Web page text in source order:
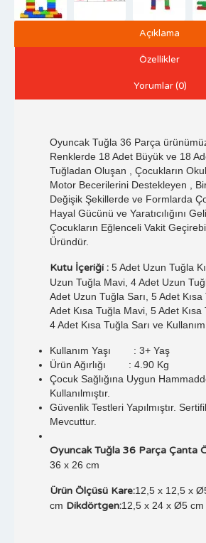
Açıklama
Özellikler
Yorumlar (0)
Oyuncak Tuğla 36 Parça
Renklerde 18 Adet Büyük ve 18
Tuğladan Oluşan , Çocukların
Motor Becerilerini Destekleyen ,
Değişik Şekillerde ve Formlarda
Hayal Gücünü ve Yaratıcılığını
Çocukların Eğlenceli Vakit
Üründür.
Kutu İçeriği : 5 Adet Uzun Tuğla
Uzun Tuğla Mavi, 4 Adet Uzun
Adet Uzun Tuğla Sarı, 5 Adet
Adet Kısa Tuğla Mavi, 5 Adet Kısa
4 Adet Kısa Tuğla Sarı ve
Kullanım Yaşı : 3+ Yaş
Ürün Ağırlığı : 4.90 Kg
Çocuk Sağlığına Uygun
Kullanılmıştır.
Güvenlik Testleri Yapılmıştır.
Mevcuttur.
Oyuncak Tuğla 36 Parça Çanta
36 x 26 cm
Ürün Ölçüsü Kare:12,5 x 12,5 x
cm Dikdörtgen:12,5 x 24 x Ø5 cm